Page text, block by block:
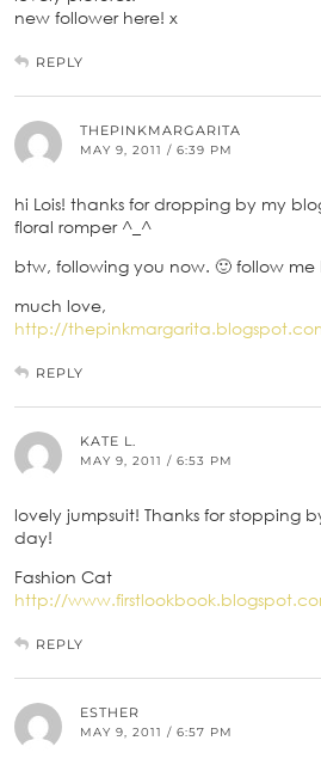
new follower here! x
REPLY
THEPINKMARGARITA
MAY 9, 2011 / 6:39 PM
hi Lois! thanks for dropping by my
floral romper ^_^
btw, following you now. 🙂 follow me
much love,
http://
REPLY
KATE L.
MAY 9, 2011 / 6:53 PM
lovely jumpsuit! Thanks for stopping
day!
Fashion Cat
http://
REPLY
ESTHER
MAY 9, 2011 / 6:57 PM